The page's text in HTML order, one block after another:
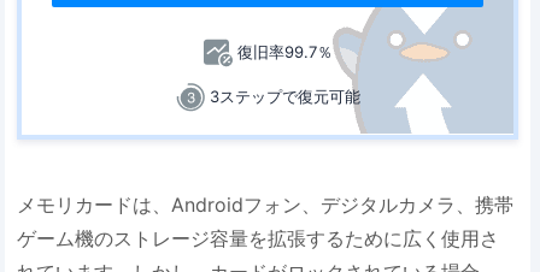
復旧率99.7％
3ステップで復元可能
メモリカードは、Androidフォン、デジタルカメラ、携帯
ゲーム機のストレージ容量を拡張するために広く使用さ